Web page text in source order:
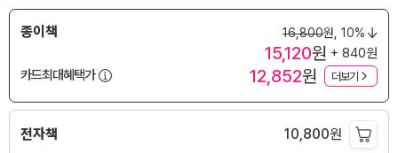
종이책 16,800원, 10%
15,120원 + 840원
카드최대혜택가
12,852원 더보기
전자책 10,800원